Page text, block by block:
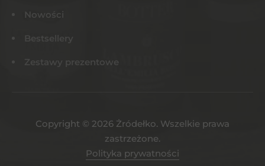
Nowości
Bestsellery
Zestawy prezentowe
Copyright © 2026 Żródełko. Wszelkie prawa
zastrzeżone.
Polityka prywatności